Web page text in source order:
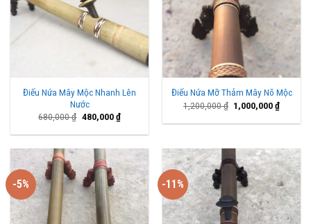
Điếu Nứa Mây Mộc Nhanh Lên
Nước
680,000₫ Giá
là:
480,000₫Giá
hiện
tại
480,000 ₫.
Điếu Nứa Mỡ Thảm Mây Nõ Mộc
1,200,000₫ Giá
gốc
là:
1,000,000₫Giá
tại
-5% -11%